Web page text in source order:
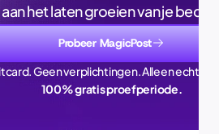
aan het laten groeien van je
Probeer MagicPost
Geen verplichtingen. Alleen echte
100% gratis proefperiode.